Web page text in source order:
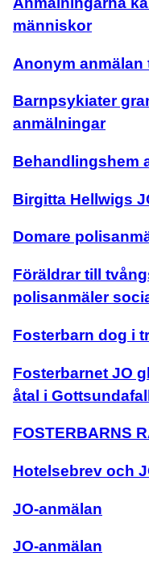
människor
Anonym
Barnpsykiater
anmälningar
Behandlingshem
Birgitta Hellwigs
Domare
Föräldrar till
polisanmäler
Fosterbarn dog i
Fosterbarnet JO
åtal i
FOSTERBARNS
Hotelsebrev och
JO-anmälan
JO-anmälan